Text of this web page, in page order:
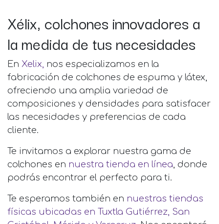
Xélix, colchones innovadores a
la medida de tus necesidades
En Xelix, nos especializamos en la
fabricación de colchones de espuma y látex,
ofreciendo una amplia variedad de
composiciones y densidades para satisfacer
las necesidades y preferencias de cada
cliente.
Te invitamos a explorar nuestra gama de
colchones en nuestra tienda en línea, donde
podrás encontrar el perfecto para ti.
Te esperamos también en nuestras tiendas
físicas ubicadas en Tuxtla Gutiérrez, San